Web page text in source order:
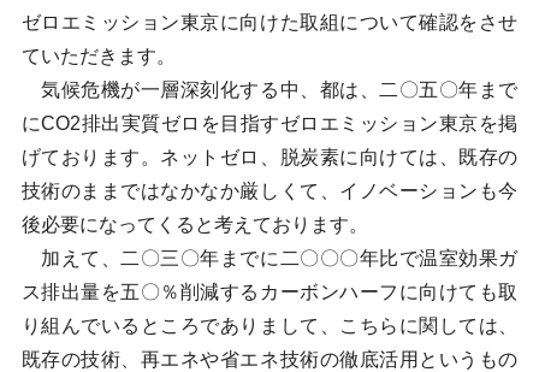
ゼロエミッション東京に向けた取組について確認をさせ
ていただきます。
気候危機が一層深刻化する中、都は、二〇五〇年まで
にCO2排出実質ゼロを目指すゼロエミッション東京を掲
げております。ネットゼロ、脱炭素に向けては、既存の
技術のままではなかなか厳しくて、イノベーションも今
後必要になってくると考えております。
加えて、二〇三〇年までに二〇〇〇年比で温室効果ガ
ス排出量を五〇％削減するカーボンハーフに向けても取
り組んでいるところでありまして、こちらに関しては、
既存の技術、再エネや省エネ技術の徹底活用というもの